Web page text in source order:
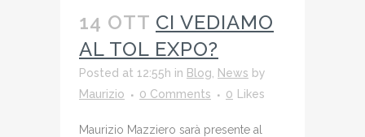
14 OTT CI VEDIAMO
AL TOL EXPO?
Posted at 12:55h in Blog News by
Maurizio
0 Comments 0 Likes
Maurizio Mazziero sarà presente al